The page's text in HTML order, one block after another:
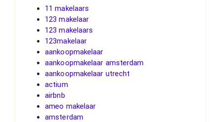
11 makelaars
123 makelaar
123 makelaars
123makelaar
aankoopmakelaar
aankoopmakelaar amsterdam
aankoopmakelaar utrecht
actium
airbnb
ameo makelaar
amsterdam